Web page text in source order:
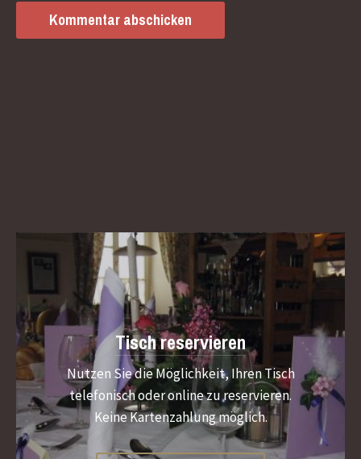
Tisch reservieren
Nutzen Sie die Möglichkeit, Ihren Tisch
telefonisch oder online zu reservieren.
Keine Kartenzahlung möglich.